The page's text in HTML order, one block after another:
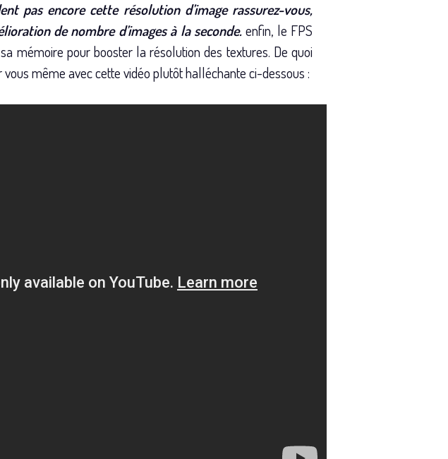
pas encore cette résolution d’image rassurez-vous,
de nombre d’images à la seconde.enfin, le FPS
mémoire pour booster la résolution des textures. De quoi
même avec cette vidéo plutôt halléchante ci-dessous :